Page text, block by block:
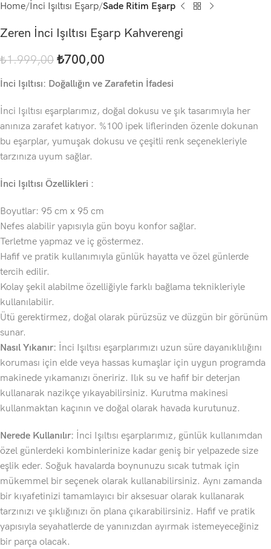
Home İnci Işıltısı Eşarp Sade Ritim Eşarp
Zeren İnci Işıltısı Eşarp Kahverengi
₺1.999,00 ₺700,00
İnci Işıltısı: Doğallığın ve Zarafetin İfadesi
İnci Işıltısı eşarplarımız, doğal dokusu ve şık tasarımıyla her
anınıza zarafet katıyor. %100 ipek liflerinden özenle dokunan
bu eşarplar, yumuşak dokusu ve çeşitli renk seçenekleriyle
tarzınıza uyum sağlar.
İnci Işıltısı Özellikleri :
Boyutlar: 95 cm x 95 cm
Nefes alabilir yapısıyla gün boyu konfor sağlar.
Terletme yapmaz ve iç göstermez.
Hafif ve pratik kullanımıyla günlük hayatta ve özel günlerde
tercih edilir.
Kolay şekil alabilme özelliğiyle farklı bağlama teknikleriyle
kullanılabilir.
Ütü gerektirmez, doğal olarak pürüzsüz ve düzgün bir görünüm
sunar.
Nasıl Yıkanır: İnci Işıltısı eşarplarımızı uzun süre dayanıklılığını
koruması için elde veya hassas kumaşlar için uygun programda
makinede yıkamanızı öneririz. Ilık su ve hafif bir deterjan
kullanarak nazikçe yıkayabilirsiniz. Kurutma makinesi
kullanmaktan kaçının ve doğal olarak havada kurutunuz.
Nerede Kullanılır: İnci Işıltısı eşarplarımız, günlük kullanımdan
özel günlerdeki kombinlerinize kadar geniş bir yelpazede size
eşlik eder. Soğuk havalarda boynunuzu sıcak tutmak için
mükemmel bir seçenek olarak kullanabilirsiniz. Aynı zamanda
bir kıyafetinizi tamamlayıcı bir aksesuar olarak kullanarak
tarzınızı ve şıklığınızı ön plana çıkarabilirsiniz. Hafif ve pratik
yapısıyla seyahatlerde de yanınızdan ayırmak istemeyeceğiniz
bir parça olacak.